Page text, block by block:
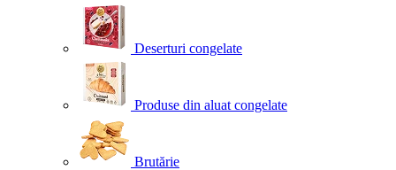
Deserturi congelate
Produse din aluat congelate
Brutărie